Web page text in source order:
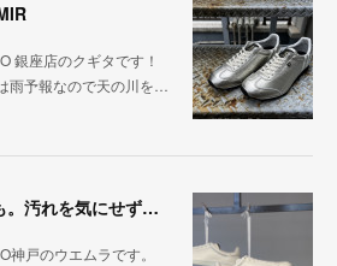
銀座店のクギタです！
雨予報なので天の川を…
仕事の日も、休みの日も。汚れを気にせず毎日履ける『PUNCH-WP_WHT』
神戸のウエムラです。